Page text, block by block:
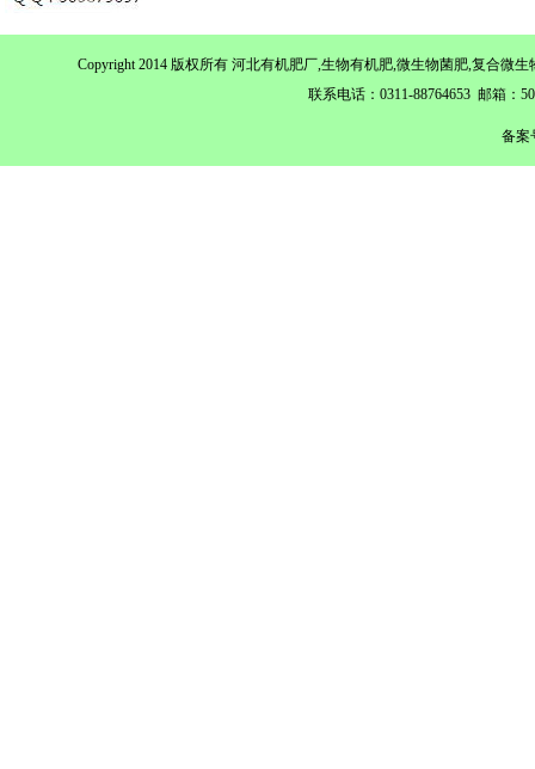
Copyright 2014 版权所有 河北有机肥厂,生物有机肥,微生物菌肥,复合
联系电话：0311-88764653 邮箱：
备案